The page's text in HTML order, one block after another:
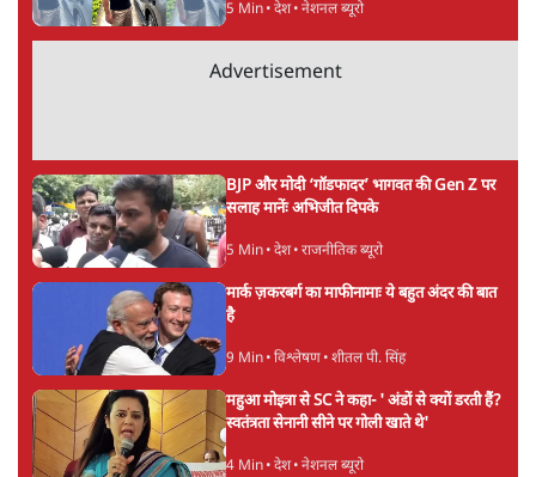
5 Min• देश• नेशनल ब्यूरो
Advertisement
BJP और मोदी ‘गॉडफादर’ भागवत की Gen Z पर
सलाह मानेंः अभिजीत दिपके
5 Min• देश• राजनीतिक ब्यूरो
मार्क ज़करबर्ग का माफीनामाः ये बहुत अंदर की बात
है
9 Min• विश्लेषण• शीतल पी. सिंह
महुआ मोइत्रा से SC ने कहा- ' अंडों से क्यों डरती हैं?
स्वतंत्रता सेनानी सीने पर गोली खाते थे'
4 Min• देश• नेशनल ब्यूरो